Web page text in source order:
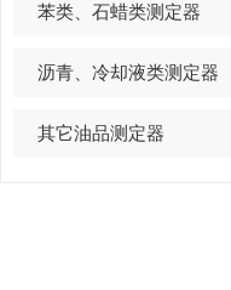
苯类、石蜡类测定器
沥青、冷却液类测定器
其它油品测定器